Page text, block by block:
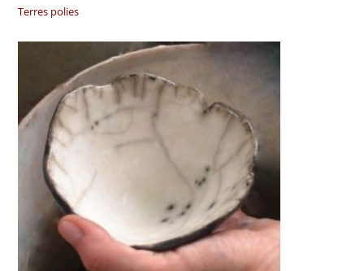
Terres polies